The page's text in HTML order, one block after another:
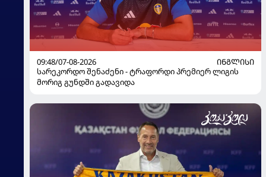
09:48/07-08-2026
ᲘᲜᲒᲚᲘᲡᲘ
სარეკორდო შენაძენი - ტრაფორდი პრემიერ ლიგის
მორიგ გუნდში გადავიდა